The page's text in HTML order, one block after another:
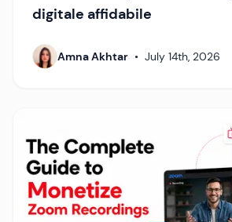
digitale affidabile
Amna Akhtar • July 14th, 2026